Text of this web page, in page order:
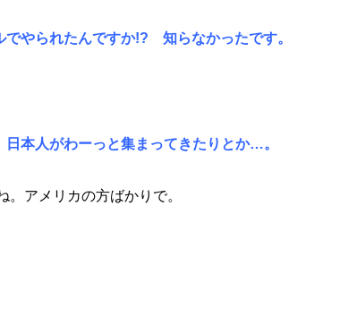
やられたんですか!? 知らなかったです。
本人がわーっと集まってきたりとか…。
アメリカの方ばかりで。